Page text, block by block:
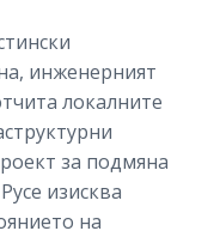
инженерният
локалните
за подмяна
изисква
на